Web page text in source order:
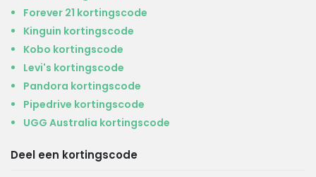
Forever 21 kortingscode
Kinguin kortingscode
Kobo kortingscode
Levi's kortingscode
Pandora kortingscode
Pipedrive kortingscode
UGG Australia kortingscode
Deel een kortingscode